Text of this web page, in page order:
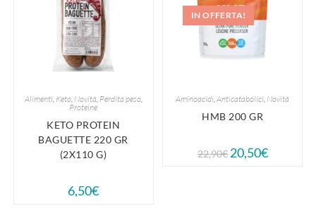
Alimenti, Keto, Novità Perdita peso,
Proteine
KETO PROTEIN
BAGUETTE 220 GR
(2X110 G)
6,50€
IN OFFERTA!
Aminoacidi ,Anticatabolici Novità
HMB 200 GR
22,90€ 20,50€